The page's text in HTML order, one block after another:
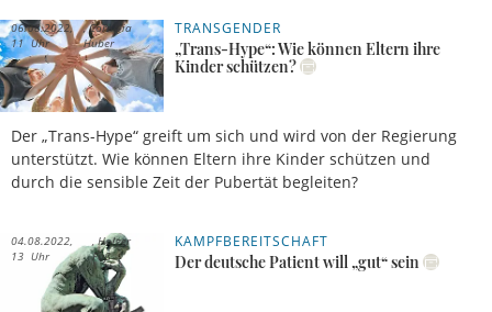
TRANSGENDER
„Trans-Hype“: Wie können Eltern ihre
Kinder schützen?
Der „Trans-Hype“ greift um sich und wird von der Regierung
unterstützt. Wie können Eltern ihre Kinder schützen und
durch die sensible Zeit der Pubertät begleiten?
06.08.2022,
11 Uhr
Cornelia
Huber
KAMPFBEREITSCHAFT
Der deutsche Patient will „gut“ sein
04.08.2022,
13 Uhr
Holger
Fuß